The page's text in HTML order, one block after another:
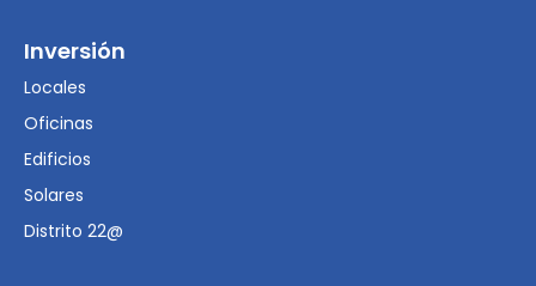
Inversión
Locales
Oficinas
Edificios
Solares
Distrito 22@